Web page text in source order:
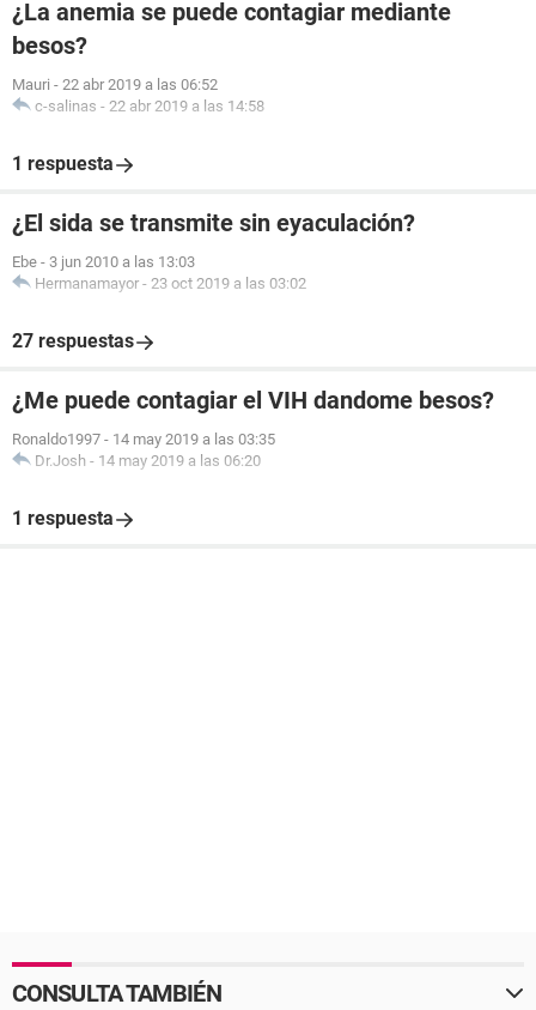
¿La anemia se puede contagiar mediante
besos?
Mauri - 22 abr 2019 a las 06:52
c-salinas - 22 abr 2019 a las 14:58
1 respuesta
¿El sida se transmite sin eyaculación?
Ebe - 3 jun 2010 a las 13:03
Hermanamayor - 23 oct 2019 a las 03:02
27 respuestas
¿Me puede contagiar el VIH dandome besos?
Ronaldo1997 - 14 may 2019 a las 03:35
Dr.Josh - 14 may 2019 a las 06:20
1 respuesta
CONSULTA TAMBIÉN